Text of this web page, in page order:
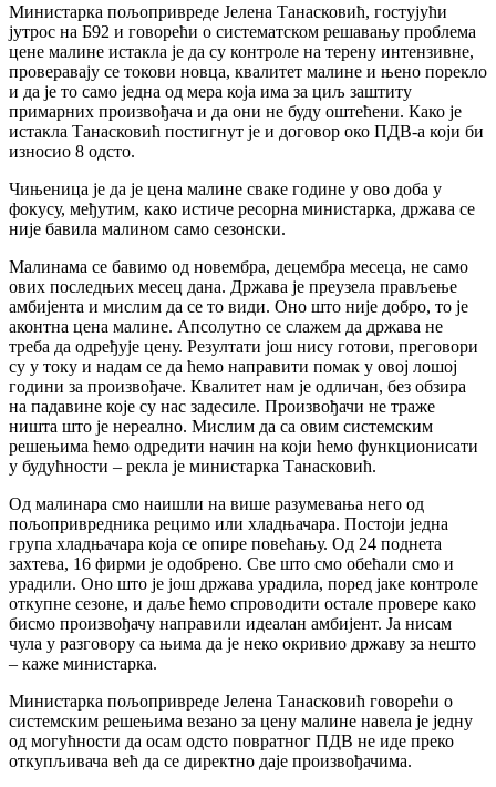
Министарка пољопривреде Јелена Танасковић, гостујући
јутрос на Б92 и говорећи о систематском решавању проблема
цене малине истакла је да су контроле на терену интензивне,
проверавају се токови новца, квалитет малине и њено порекло
и да је то само једна од мера која има за циљ заштиту
примарних произвођача и да они не буду оштећени. Како је
истакла Танасковић постигнут је и договор око ПДВ-а који би
износио 8 одсто.
Чињеница је да је цена малине сваке године у ово доба у
фокусу, међутим, како истиче ресорна министарка, држава се
није бавила малином само сезонски.
Малинама се бавимо од новембра, децембра месеца, не само
ових последњих месец дана. Држава је преузела прављење
амбијента и мислим да се то види. Оно што није добро, то је
аконтна цена малине. Апсолутно се слажем да држава не
треба да одређује цену. Резултати још нису готови, преговори
су у току и надам се да ћемо направити помак у овој лошој
години за произвођаче. Квалитет нам је одличан, без обзира
на падавине које су нас задесиле. Произвођачи не траже
ништа што је нереално. Мислим да са овим системским
решењима ћемо одредити начин на који ћемо функционисати
у будућности – рекла је министарка Танасковић.
Од малинара смо наишли на више разумевања него од
пољопривредника рецимо или хладњачара. Постоји једна
група хладњачара која се опире повећању. Од 24 поднета
захтева, 16 фирми је одобрено. Све што смо обећали смо и
урадили. Оно што је још држава урадила, поред јаке контроле
откупне сезоне, и даље ћемо спроводити остале провере како
бисмо произвођачу направили идеалан амбијент. Ја нисам
чула у разговору са њима да је неко окривио државу за нешто
– каже министарка.
Министарка пољопривреде Јелена Танасковић говорећи о
системским решењима везано за цену малине навела је једну
од могућности да осам одсто повратног ПДВ не иде преко
откупљивача већ да се директно даје произвођачима.